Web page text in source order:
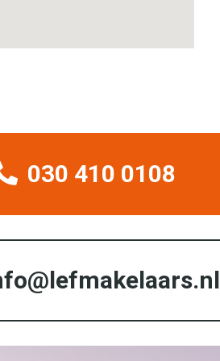
030 410 0108